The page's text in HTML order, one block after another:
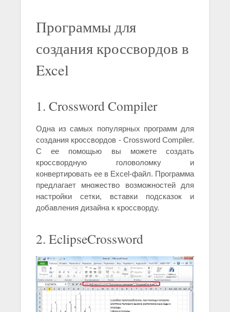
Программы для
создания кроссвордов в
Excel
1. Crossword Compiler
Одна из самых популярных программ для
создания кроссвордов - Crossword Compiler.
С ее помощью вы можете создать
кроссвордную головоломку и
конвертировать ее в Excel-файл. Программа
предлагает множество возможностей для
настройки сетки, вставки подсказок и
добавления дизайна к кроссворду.
2. EclipseCrossword